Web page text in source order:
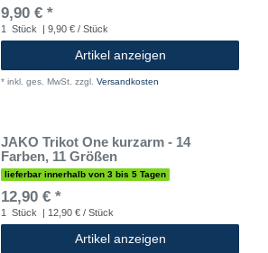
9,90 € *
1 Stück | 9,90 € / Stück
Artikel anzeigen
* inkl. ges. MwSt. zzgl. Versandkosten
JAKO Trikot One kurzarm - 14
Farben, 11 Größen
lieferbar innerhalb von 3 bis 5 Tagen
12,90 € *
1 Stück | 12,90 € / Stück
Artikel anzeigen